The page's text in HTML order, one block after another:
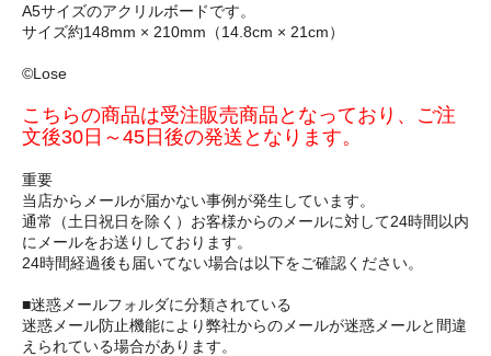
A5サイズのアクリルボードです。
サイズ約148mm × 210mm（14.8cm × 21cm）
©Lose
こちらの商品は受注販売商品となっており、ご注
文後30日～45日後の発送となります。
重要
当店からメールが届かない事例が発生しています。
通常（土日祝日を除く）お客様からのメールに対して24時間以内
にメールをお送りしております。
24時間経過後も届いてない場合は以下をご確認ください。
■迷惑メールフォルダに分類されている
迷惑メール防止機能により弊社からのメールが迷惑メールと間違
えられている場合があります。